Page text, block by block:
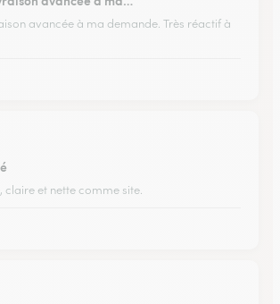
avancée à ma demande. Très réactif à
claire et nette comme site.